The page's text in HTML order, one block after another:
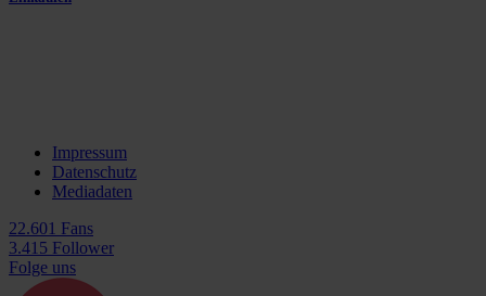
Impressum
Datenschutz
Mediadaten
22.601 Fans
3.415 Follower
Folge uns